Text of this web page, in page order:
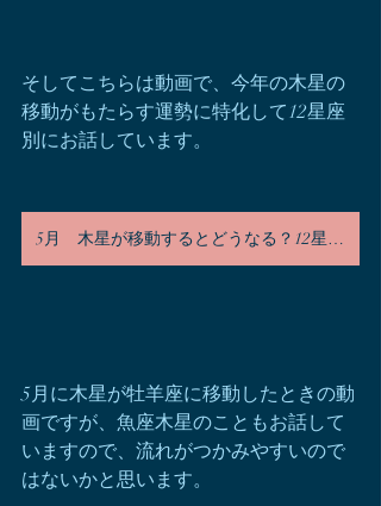
そしてこちらは動画で、今年の木星の
移動がもたらす運勢に特化して12星座
別にお話しています。
5月 木星が移動するとどうなる？12星座別
5月に木星が牡羊座に移動したときの動
画ですが、魚座木星のこともお話して
いますので、流れがつかみやすいので
はないかと思います。